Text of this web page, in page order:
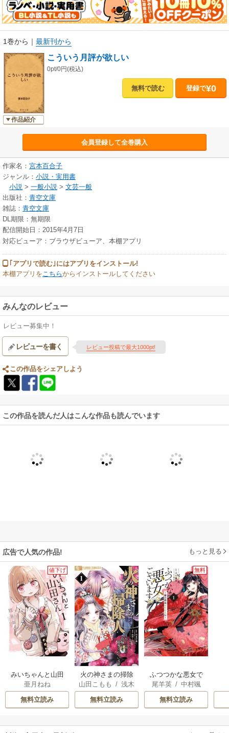
1巻から ｜ 最新刊から
作品紹介
こういう月評が欲しい
0pt/0円(税込)
無料で読む 登録で¥0
会員登録して全巻購入
作家名： 宮本百合子
ジャンル： 小説・実用書
小説 > 一般小説 > 文芸一般
出版社： 青空文庫
雑誌： 青空文庫
DL期限：無期限
配信開始日：2015年4月7日
対応ビューア：ブラウザビューア、本棚アプリ
｢アプリで読む｣にはアプリをインストール!
本棚アプリをこちらからインストールしてください
みんなのレビュー
レビュー募集中！
レビューを書く レビュー投稿で最大1000pt!
この作品をシェアしよう
この作品を読んだ人はこんな作品も読んでいます
広告で人気の作品! もっと見る
値下げ
みいちゃんと山田
さん
亜月ねね
無料立読み
火の神さまの掃除
人ですが、いつの
間にか花嫁として
溺愛されています
山田こもも /浅木
伊都
/ SNC
無料立読み
無料
ふつつかな悪女で
はございますが ～
雛宮蝶鼠とりかえ
伝～
尾羊英/ 中村颯
/ ゆき哉
無料立読み